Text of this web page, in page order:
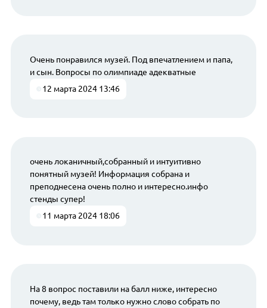
Очень понравился музей. Под впечатлением и папа,
и сын. Вопросы по олимпиаде адекватные
12 марта 2024 13:46
очень локаничный,собранный и интуитивно
понятный музей! Информация собрана и
преподнесена очень полно и интересно.инфо
стенды супер!
11 марта 2024 18:06
На 8 вопрос поставили на балл ниже, интересно
почему, ведь там только нужно слово собрать по